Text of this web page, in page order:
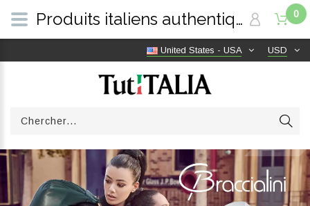
USD
United States - USA
0
Produits italiens authentiques, livraison gratuite dans le monde entier | TutITALIA